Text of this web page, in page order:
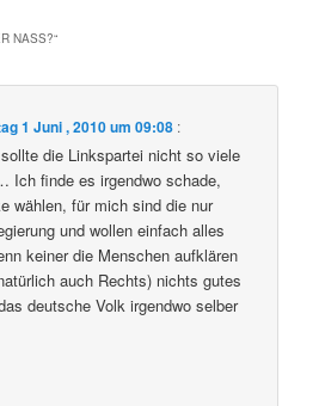
NASS?“
1 Juni , 2010 um 09:08 :
die Linkspartei nicht so viele
Ich finde es irgendwo schade,
wählen, für mich sind die nur
und wollen einfach alles
keiner die Menschen aufklären
auch Rechts) nichts gutes
deutsche Volk irgendwo selber